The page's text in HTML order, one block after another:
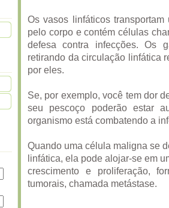
Os vasos linfáticos
pelo corpo e contém células
defesa contra infecções. Os
retirando da circulação linfática
por eles.
Se, por exemplo, você tem dor
seu pescoço poderão estar
organismo está combatendo a
Quando uma célula maligna se
linfática, ela pode alojar-se em
crescimento e proliferação,
tumorais, chamada metástase.